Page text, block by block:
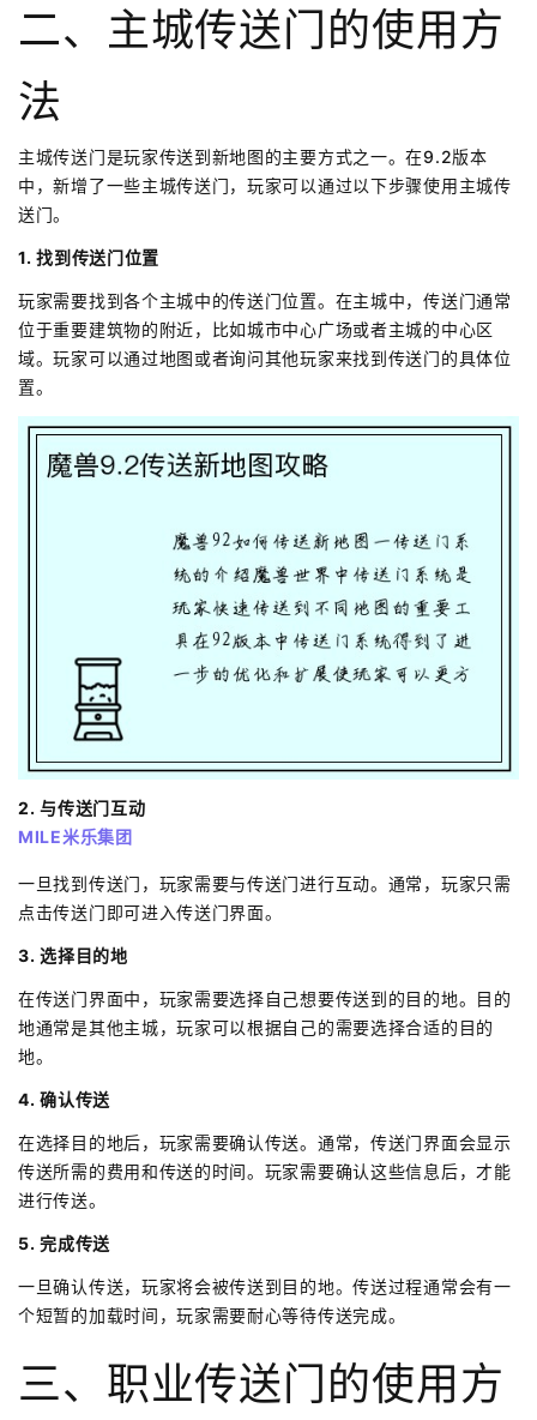
二、主城传送门的使用方
法
主城传送门是玩家传送到新地图的主要方式之一。在9.2版本
中，新增了一些主城传送门，玩家可以通过以下步骤使用主城传
送门。
1. 找到传送门位置
玩家需要找到各个主城中的传送门位置。在主城中，传送门通常
位于重要建筑物的附近，比如城市中心广场或者主城的中心区
域。玩家可以通过地图或者询问其他玩家来找到传送门的具体位
置。
2. 与传送门互动
MILE米乐集团
一旦找到传送门，玩家需要与传送门进行互动。通常，玩家只需
点击传送门即可进入传送门界面。
3. 选择目的地
在传送门界面中，玩家需要选择自己想要传送到的目的地。目的
地通常是其他主城，玩家可以根据自己的需要选择合适的目的
地。
4. 确认传送
在选择目的地后，玩家需要确认传送。通常，传送门界面会显示
传送所需的费用和传送的时间。玩家需要确认这些信息后，才能
进行传送。
5. 完成传送
一旦确认传送，玩家将会被传送到目的地。传送过程通常会有一
个短暂的加载时间，玩家需要耐心等待传送完成。
三、职业传送门的使用方